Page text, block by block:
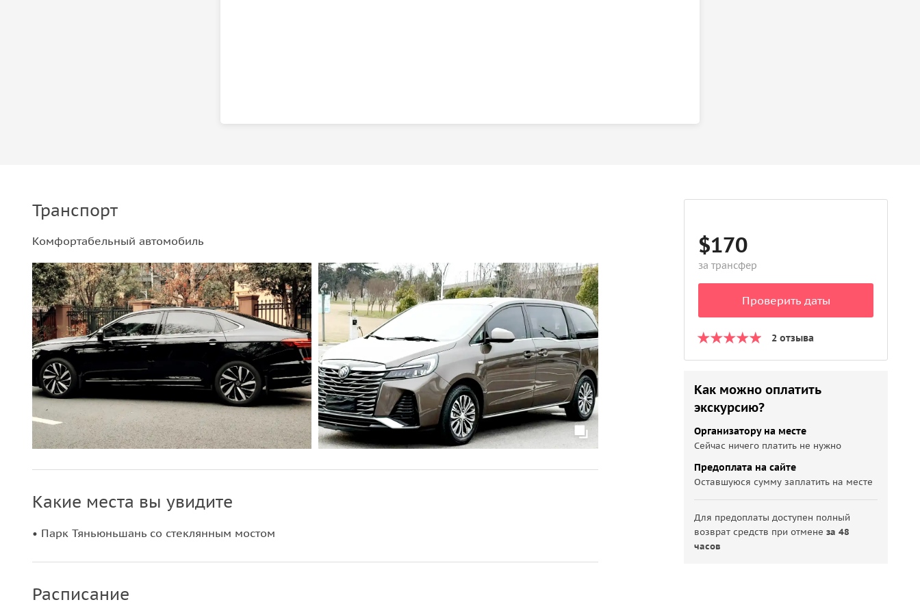
Транспорт
Комфортабельный автомобиль
Какие места вы увидите
• Парк Тяньюньшань со стеклянным мостом
Расписание
$170
за трансфер
Проверить даты
2 отзыва
Как можно оплатить
экскурсию?
Организатору на месте
Сейчас ничего платить не нужно
Предоплата на сайте
Оставшуюся сумму заплатить на месте
Для предоплаты доступен полный
возврат средств при отменеза 48
часов